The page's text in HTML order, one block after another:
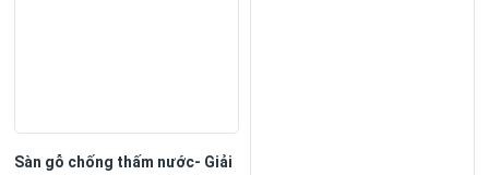
Sàn gỗ chống thấm nước- Giải